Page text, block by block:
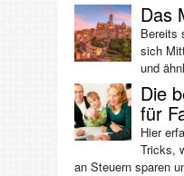
Das
Bereits
sich
und
Die
für
Hier
Tricks,
an Steuern sparen